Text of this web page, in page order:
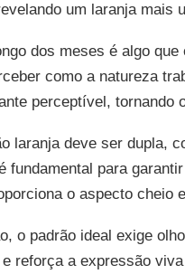
um laranja mais
dos meses é algo
como a natureza
perceptível, tornando
laranja deve ser dupla,
fundamental para
o aspecto cheio
o padrão ideal exige
reforça a expressão